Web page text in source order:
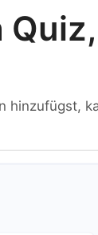
hinzufügst,